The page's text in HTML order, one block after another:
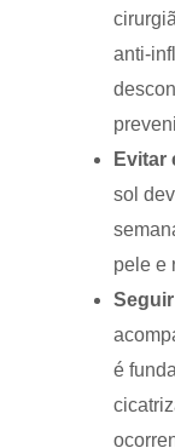
anti-
Evitar
sol
pele e
é